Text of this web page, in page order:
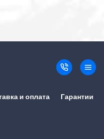
и оплата Гарантии